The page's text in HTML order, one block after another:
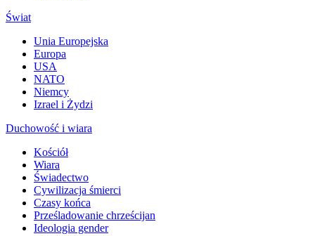
Świat
Unia Europejska
Europa
USA
NATO
Niemcy
Izrael i Żydzi
Duchowość i wiara
Kościół
Wiara
Świadectwo
Cywilizacja śmierci
Czasy końca
Prześladowanie chrześcijan
Ideologia gender